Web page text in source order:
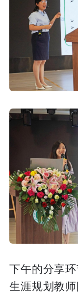
下午的分享
生涯规划教